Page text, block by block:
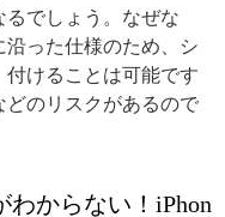
でしょう。なぜな
った仕様のため、シ
付けることは可能です
のリスクがあるので
わからない！iPhon